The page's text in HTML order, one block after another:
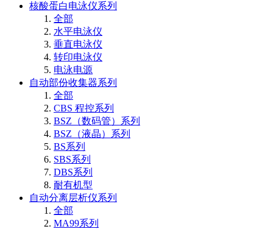
核酸蛋白电泳仪系列
全部
水平电泳仪
垂直电泳仪
转印电泳仪
电泳电源
自动部份收集器系列
全部
CBS 程控系列
BSZ（数码管）系列
BSZ（液晶）系列
BS系列
SBS系列
DBS系列
耐有机型
自动分离层析仪系列
全部
MA99系列